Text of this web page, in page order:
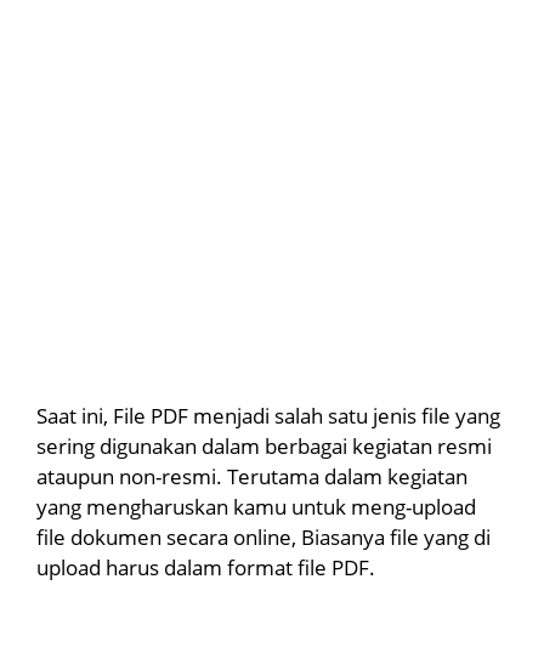
Saat ini, File PDF menjadi salah satu jenis file yang
sering digunakan dalam berbagai kegiatan resmi
ataupun non-resmi. Terutama dalam kegiatan
yang mengharuskan kamu untuk meng-upload
file dokumen secara online, Biasanya file yang di
upload harus dalam format file PDF.